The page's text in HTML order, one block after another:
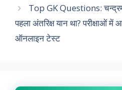
o
o
k
A
p
p
e
r
d
I
r
a
Top GK Questions:
पहला अंतरिक्ष यान था? परीक्षाओं
ऑनलाइन टेस्ट